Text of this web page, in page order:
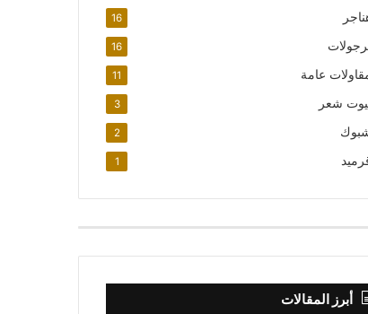
16
16
عامة 11
شعر 3
2
1
أبرز المقالات